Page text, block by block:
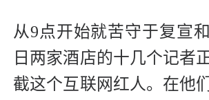
从9点开始就苦守于复宣
日两家酒店的十几个记者
截这个互联网红人。在他